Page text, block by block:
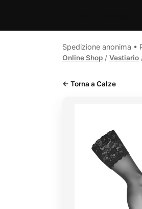
Spedizione anonima •
Online Shop / Vestiario
← Torna a Calze